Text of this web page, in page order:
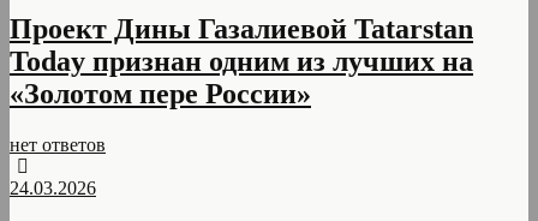
Проект Дины Газалиевой Tatarstan
Today признан одним из лучших на
«Золотом пере России»
нет ответов
24.03.2026